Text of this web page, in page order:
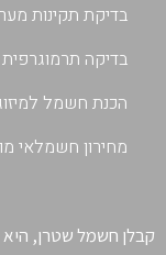
בדיקת תקינות
בדיקה
הכנת חשמל
מחירון חשמלאי
קבלן חשמל שטרן,